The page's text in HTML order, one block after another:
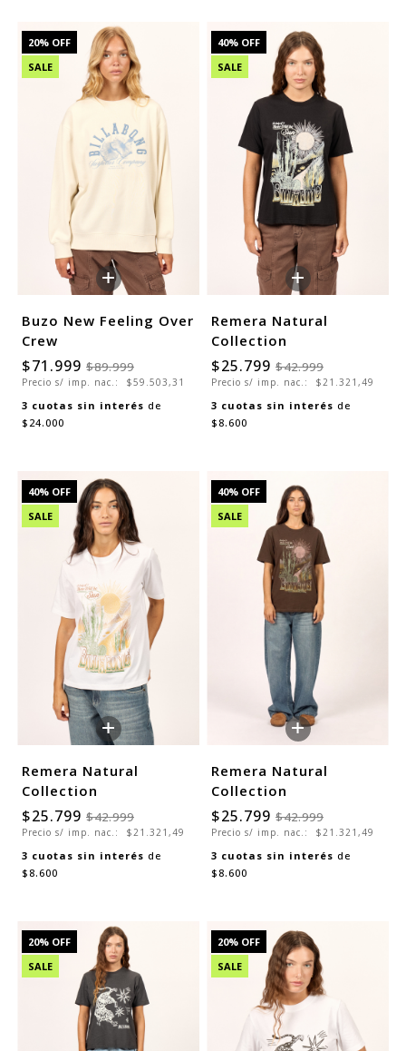
20% OFF
SALE
+
Buzo New Feeling Over
Crew
$71.999 $89.999
Precio s/ imp. nac.: $59.503,31
3 cuotas sin interés de
$24.000
40% OFF
SALE
+
Remera Natural
Collection
$25.799 $42.999
Precio s/ imp. nac.: $21.321,49
3 cuotas sin interés de
$8.600
40% OFF
SALE
+
Remera Natural
Collection
$25.799 $42.999
Precio s/ imp. nac.: $21.321,49
3 cuotas sin interés de
$8.600
40% OFF
SALE
+
Remera Natural
Collection
$25.799 $42.999
Precio s/ imp. nac.: $21.321,49
3 cuotas sin interés de
$8.600
20% OFF
SALE
20% OFF
SALE